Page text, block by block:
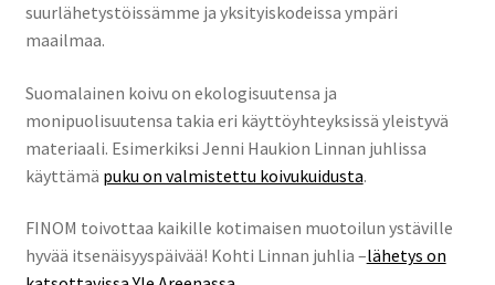
suurlähetystöissämme ja yksityiskodeissa ympäri
maailmaa.
Suomalainen koivu on ekologisuutensa ja
monipuolisuutensa takia eri käyttöyhteyksissä yleistyvä
materiaali. Esimerkiksi Jenni Haukion Linnan juhlissa
käyttämä puku on valmistettu koivukuidusta.
FINOM toivottaa kaikille kotimaisen muotoilun ystäville
hyvää itsenäisyyspäivää! Kohti Linnan juhlia –lähetys on